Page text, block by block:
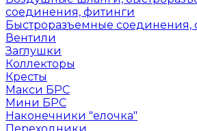
соединения, фитинги
Быстроразъемные соединения,
Вентили
Заглушки
Коллекторы
Кресты
Макси БРС
Мини БРС
Наконечники "елочка"